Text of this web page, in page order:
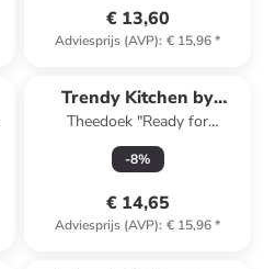
€ 13,60
Adviesprijs (AVP): € 15,96*
Trendy Kitchen by
EXCÉLSA
Theedoek "Ready for
Christmas" rood/crème - (L)70
x (B)50 cm
-8%
€ 14,65
Adviesprijs (AVP): € 15,96*